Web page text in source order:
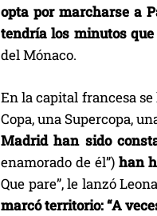
opta por marcharse a
tendría los minutos
del Mónaco.
En la capital francesa
Copa, una Supercopa,
Madrid han sido
enamorado de él”) han
Que pare”, le lanzó
marcó territorio: “A